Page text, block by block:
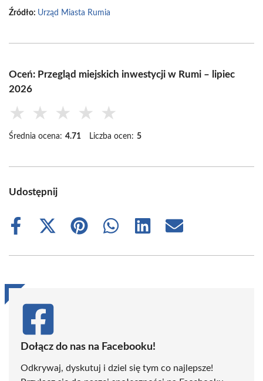
Źródło: Urząd Miasta Rumia
Oceń: Przegląd miejskich inwestycji w Rumi – lipiec
2026
★ ★ ★ ★ ★
Średnia ocena: 4.71 Liczba ocen: 5
Udostępnij
Share
Share
(Twitter)
Share
Share
Share
Share
Dołącz do nas na Facebooku!
Odkrywaj, dyskutuj i dziel się tym co najlepsze!